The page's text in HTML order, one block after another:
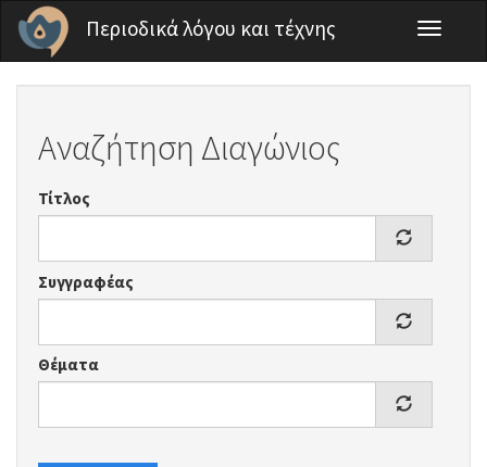
Παράκαμψη προς το κυρίως περιεχόμενο
Περιοδικά λόγου και τέχνης
Toggle
Αναζήτηση Διαγώνιος
Τίτλος
Συγγραφέας
Θέματα